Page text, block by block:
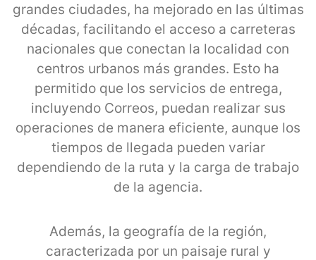
grandes ciudades, ha mejorado en las últimas
décadas, facilitando el acceso a carreteras
nacionales que conectan la localidad con
centros urbanos más grandes. Esto ha
permitido que los servicios de entrega,
incluyendo Correos, puedan realizar sus
operaciones de manera eficiente, aunque los
tiempos de llegada pueden variar
dependiendo de la ruta y la carga de trabajo
de la agencia.
Además, la geografía de la región,
caracterizada por un paisaje rural y